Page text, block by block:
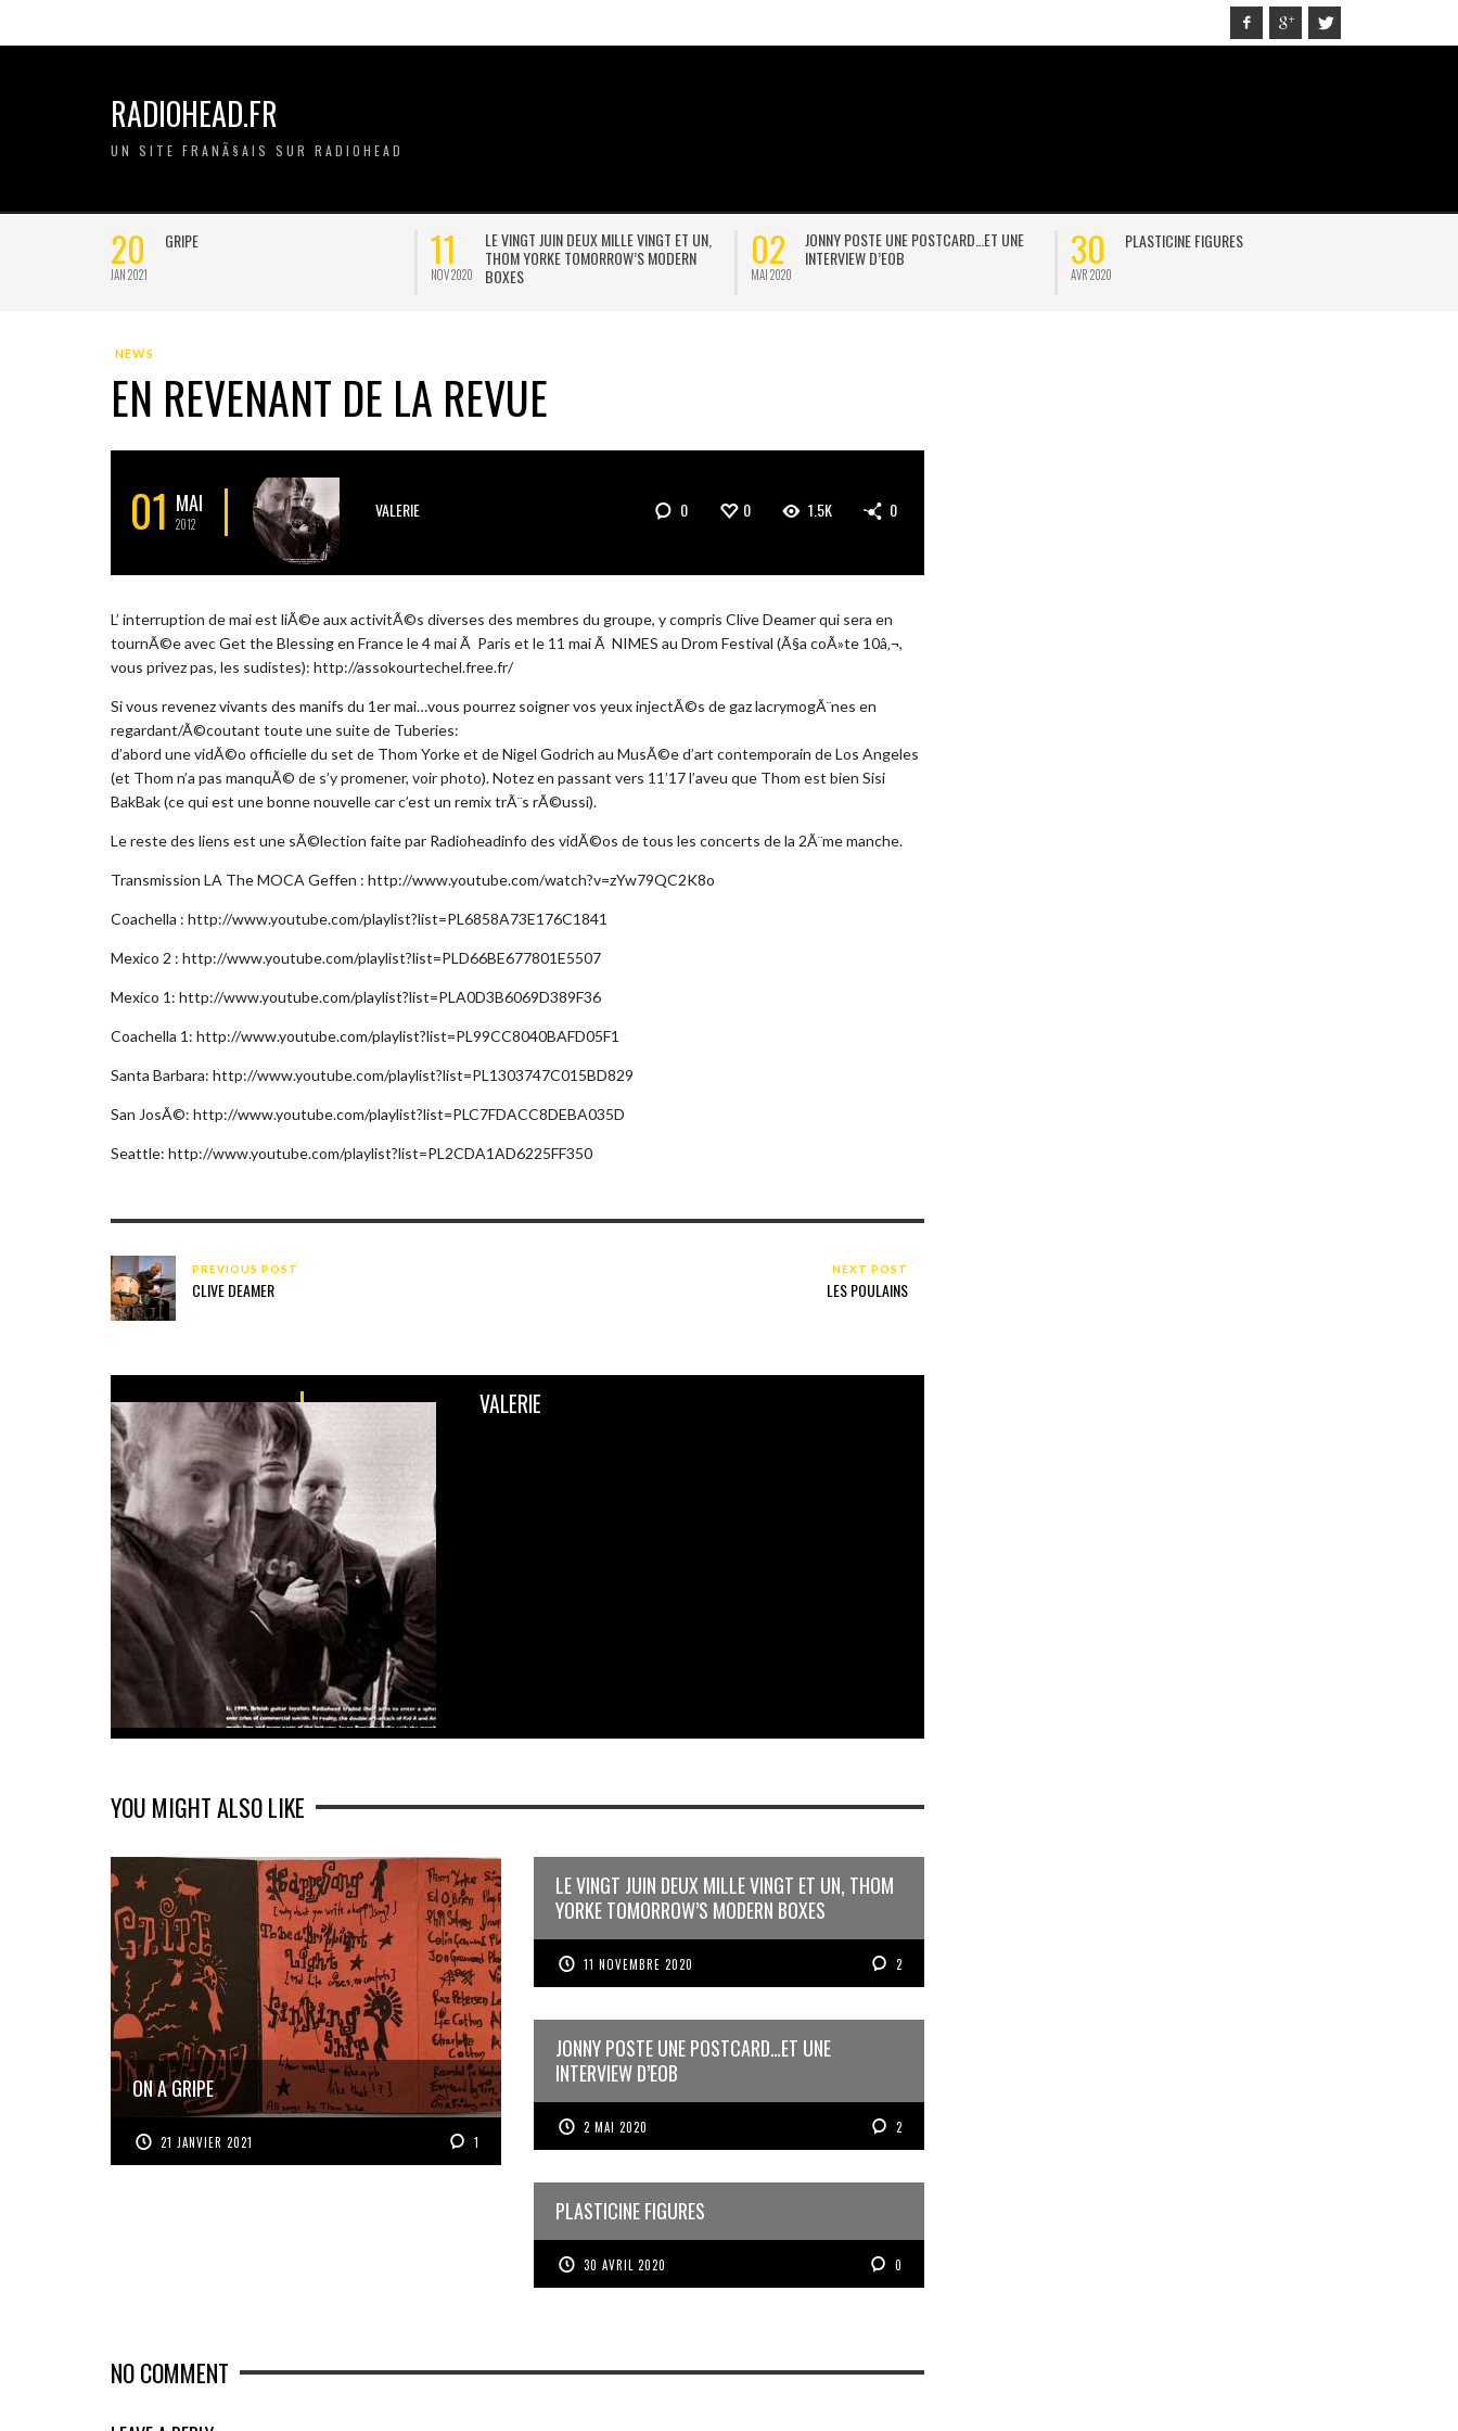
RADIOHEAD.FR
UN SITE FRANÃ§AIS SUR RADIOHEAD
20
JAN 2021
GRIPE 11
NOV 2020
LE VINGT JUIN DEUX MILLE VINGT ET UN,
THOM YORKE TOMORROW’S MODERN
BOXES
02
MAI 2020
JONNY POSTE UNE POSTCARD…ET UNE
INTERVIEW D’EOB
30
AVR 2020
PLASTICINE FIGURES
NEWS
EN REVENANT DE LA REVUE
01 MAI
2012
VALERIE 0 0 1.5K 0
L’ interruption de mai est liÃ©e aux activitÃ©s diverses des membres du groupe, y compris Clive Deamer qui sera en
tournÃ©e avec Get the Blessing en France le 4 mai Ã Paris et le 11 mai Ã NIMES au Drom Festival (Ã§a coÃ»te 10â‚¬,
vous privez pas, les sudistes): http://assokourtechel.free.fr/
Si vous revenez vivants des manifs du 1er mai…vous pourrez soigner vos yeux injectÃ©s de gaz lacrymogÃ¨nes en
regardant/Ã©coutant toute une suite de Tuberies:
d’abord une vidÃ©o officielle du set de Thom Yorke et de Nigel Godrich au MusÃ©e d’art contemporain de Los Angeles
(et Thom n’a pas manquÃ© de s’y promener, voir photo). Notez en passant vers 11’17 l’aveu que Thom est bien Sisi
BakBak (ce qui est une bonne nouvelle car c’est un remix trÃ¨s rÃ©ussi).
Le reste des liens est une sÃ©lection faite par Radioheadinfo des vidÃ©os de tous les concerts de la 2Ã¨me manche.
Transmission LA The MOCA Geffen : http://www.youtube.com/watch?v=zYw79QC2K8o
Coachella : http://www.youtube.com/playlist?list=PL6858A73E176C1841
Mexico 2 : http://www.youtube.com/playlist?list=PLD66BE677801E5507
Mexico 1: http://www.youtube.com/playlist?list=PLA0D3B6069D389F36
Coachella 1: http://www.youtube.com/playlist?list=PL99CC8040BAFD05F1
Santa Barbara: http://www.youtube.com/playlist?list=PL1303747C015BD829
San JosÃ©: http://www.youtube.com/playlist?list=PLC7FDACC8DEBA035D
Seattle: http://www.youtube.com/playlist?list=PL2CDA1AD6225FF350
PREVIOUS POST
CLIVE DEAMER
NEXT POST
LES POULAINS
VALERIE
YOU MIGHT ALSO LIKE
ON A GRIPE
21 JANVIER 2021 1
LE VINGT JUIN DEUX MILLE VINGT ET UN, THOM
YORKE TOMORROW’S MODERN BOXES
11 NOVEMBRE 2020 2
JONNY POSTE UNE POSTCARD…ET UNE
INTERVIEW D’EOB
2 MAI 2020 2
PLASTICINE FIGURES
30 AVRIL 2020 0
NO COMMENT